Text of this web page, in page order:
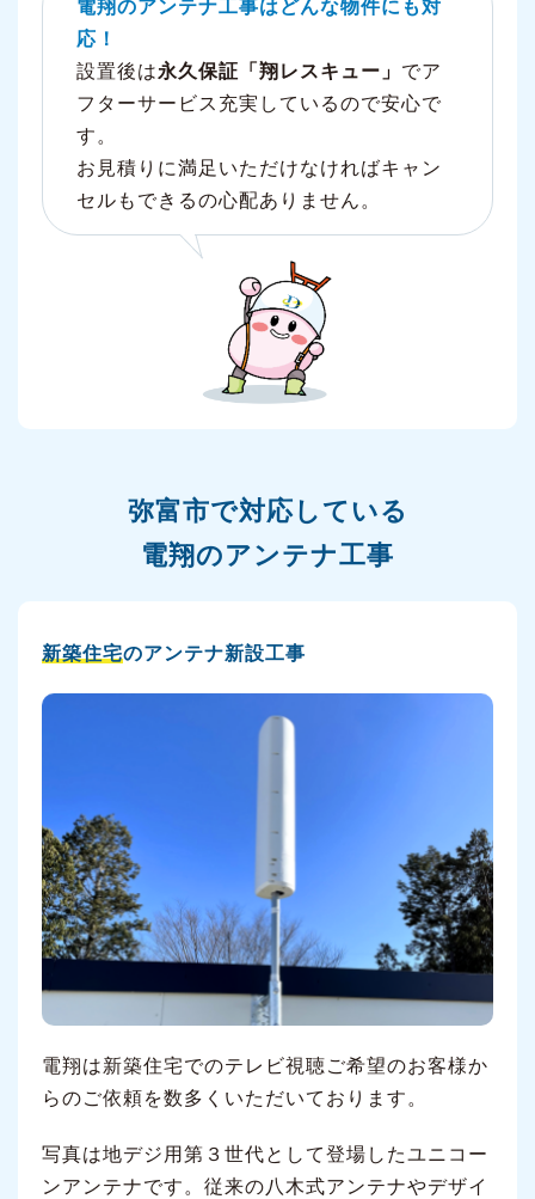
電翔のアンテナ工事はどんな物件にも対
応！
設置後は永久保証「翔レスキュー」 でア
フターサービス充実しているので安心で
す。
お見積りに満足いただけなければキャン
セルもできるの心配ありません。
弥富市で対応している
電翔のアンテナ工事
新築住宅のアンテナ新設工事
電翔は新築住宅でのテレビ視聴ご希望のお客様か
らのご依頼を数多くいただいております。
写真は地デジ用第３世代として登場したユニコー
ンアンテナです。従来の八木式アンテナやデザイ